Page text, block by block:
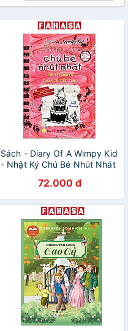
Sách - Diary Of A Wimpy Kid
- Nhật Ký Chú Bé Nhút Nhát
Tùng - Partypooper (Song
Ngữ Việt-Anh)
72.000 đ